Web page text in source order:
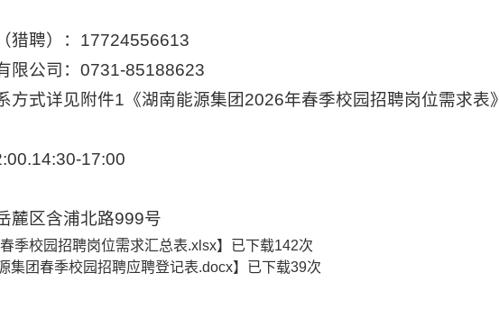
猎聘）：17724556613
限公司：0731-85188623
方式详见附件1《湖南能源集团2026年春季校园招聘岗位需求表》
17:00
麓区含浦北路999号
季校园招聘岗位需求汇总表.xlsx】已下载142次
集团春季校园招聘应聘登记表.docx】已下载39次